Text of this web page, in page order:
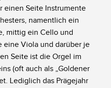
einen Seite Instrumente
namentlich ein
mittig ein Cello und
eine Viola und darüber je
Seite ist die Orgel im
(oft auch als „Goldener
Lediglich das Prägejahr